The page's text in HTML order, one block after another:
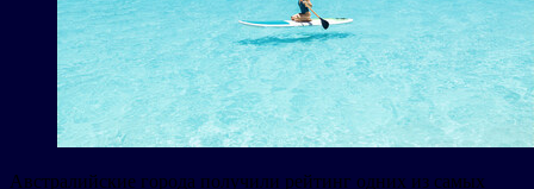
Австралийские города получили рейтинг одних из самых